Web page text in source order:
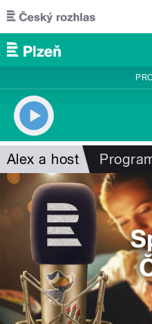
Přejít k hlavnímu obsahu
Alex a host